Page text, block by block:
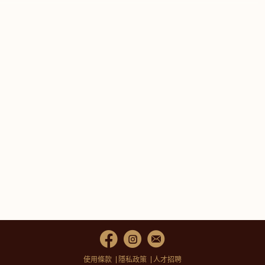
使用條款 隱私政策 人才招聘